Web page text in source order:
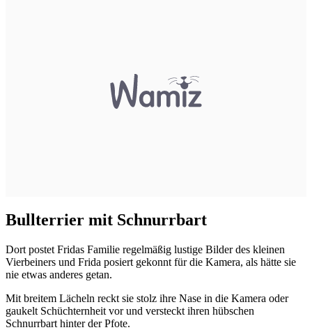
Bullterrier mit Schnurrbart
Dort postet Fridas Familie regelmäßig lustige Bilder des kleinen
Vierbeiners und Frida posiert gekonnt für die Kamera, als hätte sie
nie etwas anderes getan.
Mit breitem Lächeln reckt sie stolz ihre Nase in die Kamera oder
gaukelt Schüchternheit vor und versteckt ihren hübschen
Schnurrbart hinter der Pfote.